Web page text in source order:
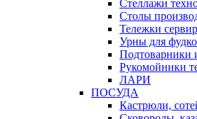
Стеллажи
Столы
Тележки
Урны для
Подтоварники
Рукомойники
ЛАРИ
ПОСУДА
Кастрюли,